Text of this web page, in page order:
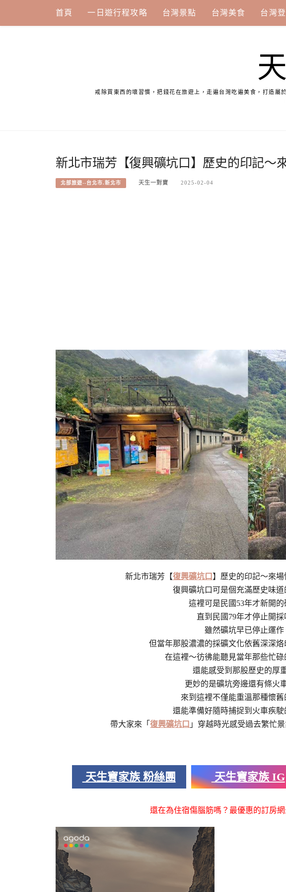
content
首頁 一日遊行程攻略 台灣景點 台灣美食 台灣
戒除買東西的壞習慣，把錢花在旅遊上，走遍台灣吃遍美食，打造屬
新北市瑞芳【復興礦坑口】歷史的印記～
北部旅遊--台北市.新北市 天生一對寶 2025-02-04
新北市瑞芳【復興礦坑口 】歷史的印記～來
復興礦坑口可是個充滿歷史味道
這裡可是民國53年才新開的
直到民國79年才停止開採
雖然礦坑早已停止運作
但當年那股濃濃的採礦文化依舊深深烙
在這裡～彷彿能聽見當年那些忙碌
還能感受到那股歷史的厚
更妙的是礦坑旁邊還有條火
來到這裡不僅能重溫那種懷舊
還能準備好隨時捕捉到火車疾駛
帶大家來「復興礦坑口 」穿越時光感受過去繁忙
天生寶家族 粉絲團 天生寶家族 IG
還在為住宿傷腦筋嗎？最優惠的訂房